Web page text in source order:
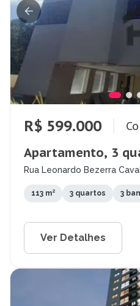
R$ 599.000
Apartamento, 3
Rua Leonardo Bezerra
113 m² 3 quartos 3
Ver Detalhes